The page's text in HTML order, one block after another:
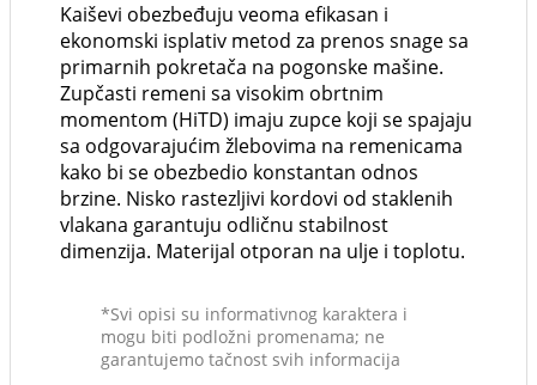
Kaiševi obezbeđuju veoma efikasan i
ekonomski isplativ metod za prenos snage sa
primarnih pokretača na pogonske mašine.
Zupčasti remeni sa visokim obrtnim
momentom (HiTD) imaju zupce koji se spajaju
sa odgovarajućim žlebovima na remenicama
kako bi se obezbedio konstantan odnos
brzine. Nisko rastezljivi kordovi od staklenih
vlakana garantuju odličnu stabilnost
dimenzija. Materijal otporan na ulje i toplotu.
*Svi opisi su informativnog karaktera i
mogu biti podložni promenama; ne
garantujemo tačnost svih informacija